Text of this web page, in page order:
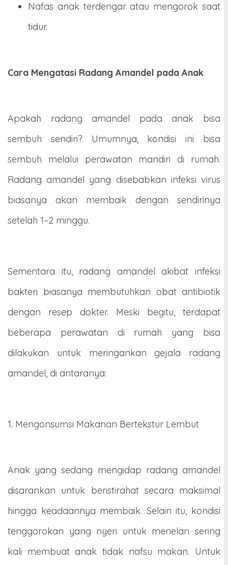
Nafas anak terdengar atau mengorok saat
tidur.
Cara Mengatasi Radang Amandel pada Anak
Apakah radang amandel pada anak bisa
sembuh sendiri? Umumnya, kondisi ini bisa
sembuh melalui perawatan mandiri di rumah.
Radang amandel yang disebabkan infeksi virus
biasanya akan membaik dengan sendirinya
setelah 1–2 minggu.
Sementara itu, radang amandel akibat infeksi
bakteri biasanya membutuhkan obat antibiotik
dengan resep dokter. Meski begitu, terdapat
beberapa perawatan di rumah yang bisa
dilakukan untuk meringankan gejala radang
amandel, di antaranya:
1. Mengonsumsi Makanan Bertekstur Lembut
Anak yang sedang mengidap radang amandel
disarankan untuk beristirahat secara maksimal
hingga keadaannya membaik. Selain itu, kondisi
tenggorokan yang nyeri untuk menelan sering
kali membuat anak tidak nafsu makan. Untuk